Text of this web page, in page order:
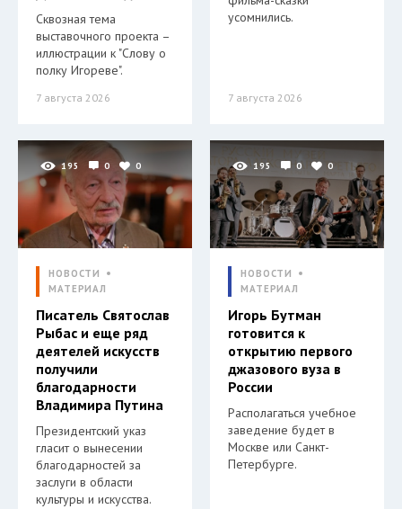
Сквозная тема
выставочного проекта –
иллюстрации к "Слову о
полку Игореве".
7 августа 2026
усомнились.
7 августа 2026
195 0 0
НОВОСТИ
МАТЕРИАЛ
Писатель Святослав
Рыбас и еще ряд
деятелей искусств
получили
благодарности
Владимира Путина
Президентский указ
гласит о вынесении
благодарностей за
заслуги в области
культуры и искусства.
195 0 0
НОВОСТИ
МАТЕРИАЛ
Игорь Бутман
готовится к
открытию первого
джазового вуза в
России
Располагаться учебное
заведение будет в
Москве или Санкт-
Петербурге.